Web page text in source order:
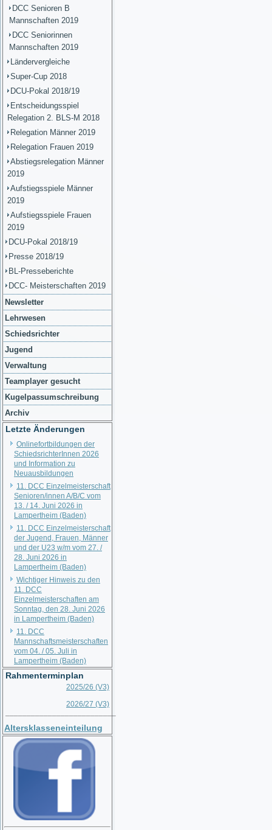
DCC Senioren B
Mannschaften 2019
DCC Seniorinnen
Mannschaften 2019
Ländervergleiche
Super-Cup 2018
DCU-Pokal 2018/19
Entscheidungsspiel
Relegation 2. BLS-M 2018
Relegation Männer 2019
Relegation Frauen 2019
Abstiegsrelegation Männer
2019
Aufstiegsspiele Männer
2019
Aufstiegsspiele Frauen
2019
DCU-Pokal 2018/19
Presse 2018/19
BL-Presseberichte
DCC- Meisterschaften 2019
Newsletter
Lehrwesen
Schiedsrichter
Jugend
Verwaltung
Teamplayer gesucht
Kugelpassumschreibung
Archiv
Letzte Änderungen
Onlinefortbildungen der
SchiedsrichterInnen 2026
und Information zu
Neuausbildungen
11. DCC Einzelmeisterschaft
Senioren/innen A/B/C vom
13. / 14. Juni 2026 in
Lampertheim (Baden)
11. DCC Einzelmeisterschaft
der Jugend, Frauen, Männer
und der U23 w/m vom 27. /
28. Juni 2026 in
Lampertheim (Baden)
Wichtiger Hinweis zu den
11. DCC
Einzelmeisterschaften am
Sonntag, den 28. Juni 2026
in Lampertheim (Baden)
11. DCC
Mannschaftsmeisterschaften
vom 04. / 05. Juli in
Lampertheim (Baden)
Rahmenterminplan
2025/26 (V3)
2026/27 (V3)
Altersklasseneinteilung